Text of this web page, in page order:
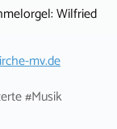
Wilfried
mv.de
#Musik